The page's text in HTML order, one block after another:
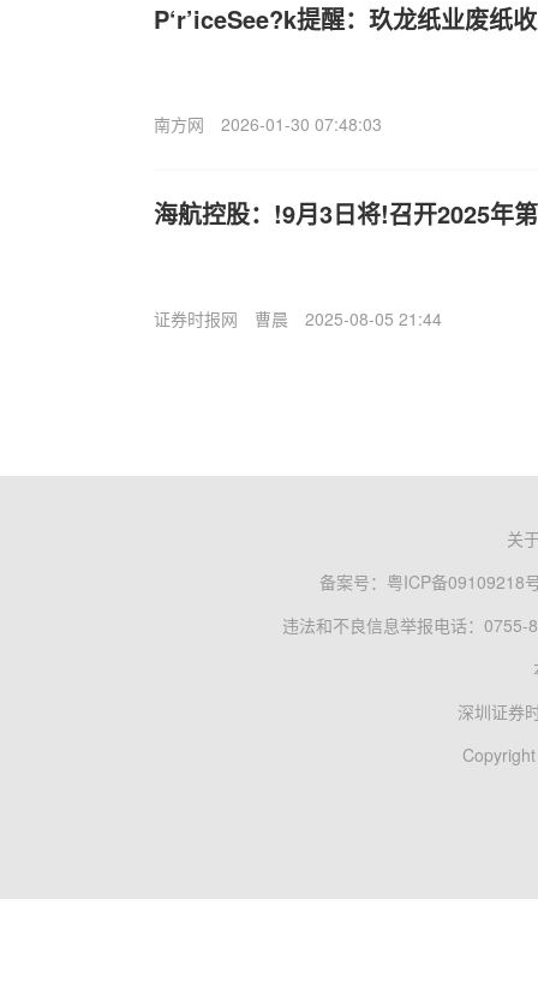
P‘r’iceSee?k提醒：玖龙纸业废纸
南方网 2026-01-30 07:48:03
海航控股：!9月3日将!召开2025年
证券时报网 曹晨 2025-08-05 21:44
关
备案号： 粤ICP备09109218
违法和不良信息举报电话：0755-
深圳证券